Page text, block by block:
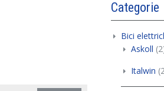
Categorie
Bici
Askoll
Italwin